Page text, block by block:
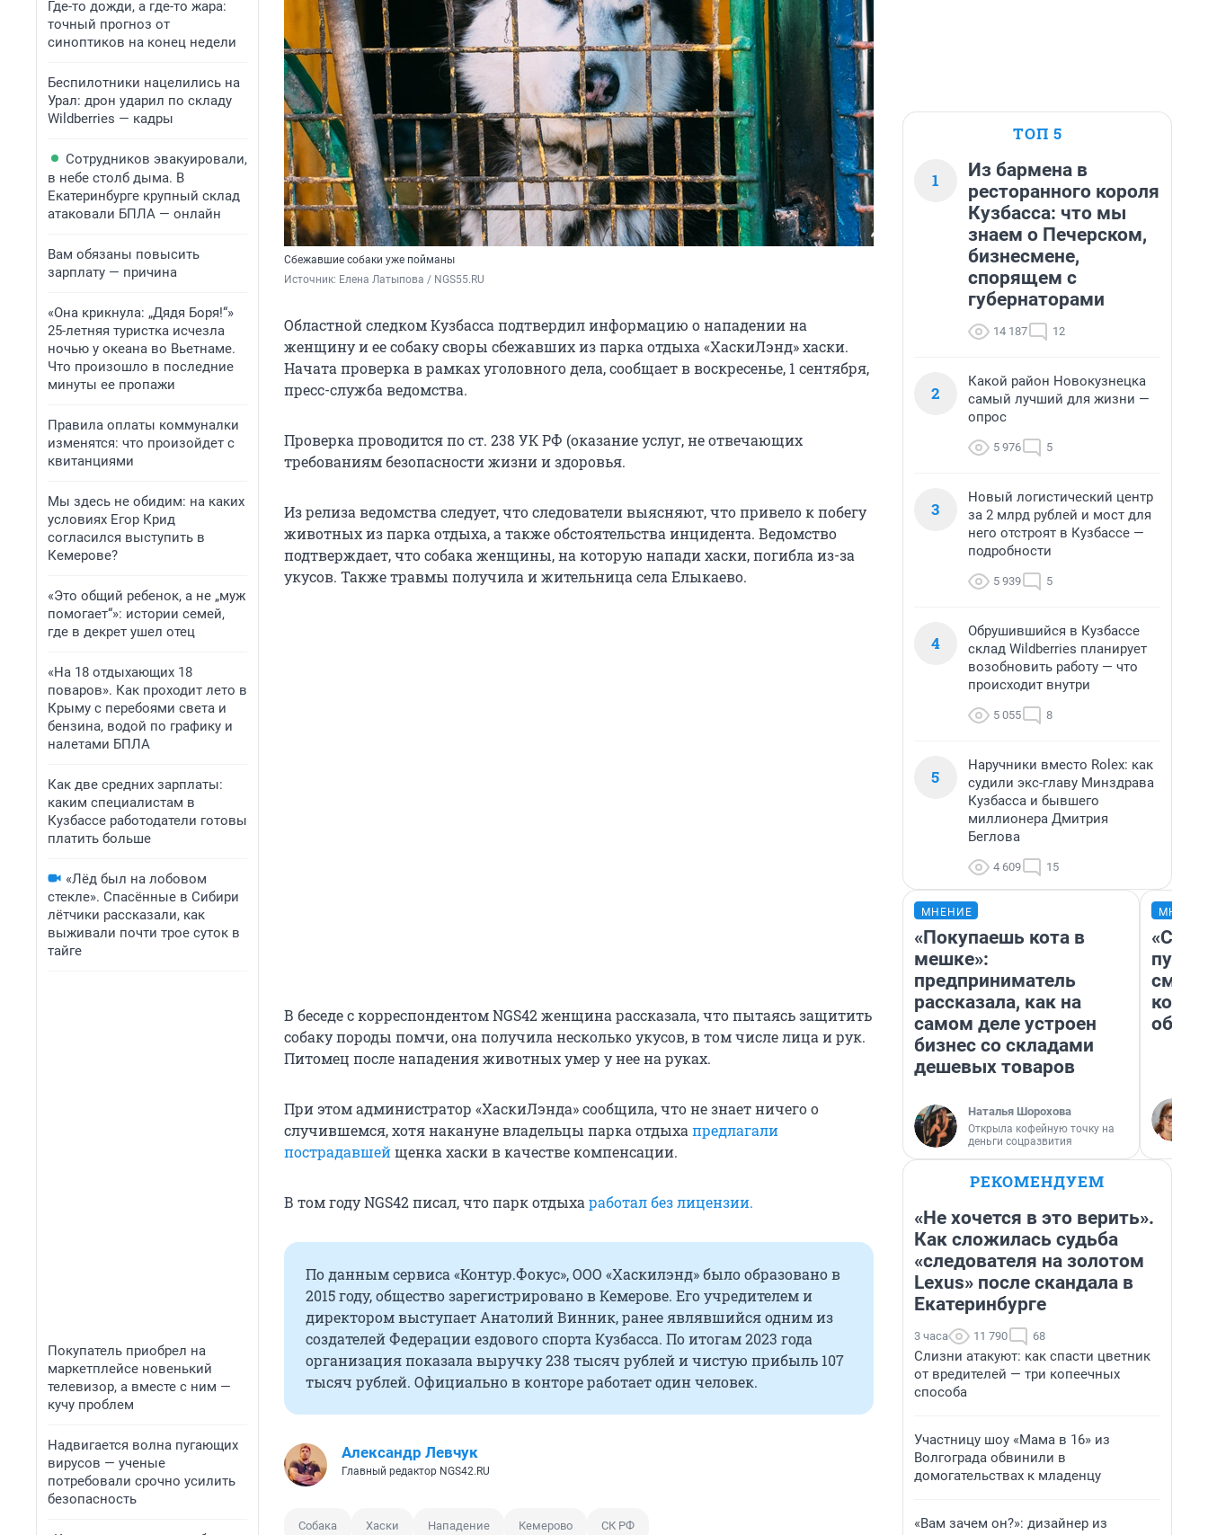
Где-то дожди, а где-то жара:
точный прогноз от
синоптиков на конец недели
Беспилотники нацелились на
Урал: дрон ударил по складу
Wildberries — кадры
Сотрудников эвакуировали,
в небе столб дыма. В
Екатеринбурге крупный склад
атаковали БПЛА — онлайн
Вам обязаны повысить
зарплату — причина
«Она крикнула: „Дядя Боря!“»
25-летняя туристка исчезла
ночью у океана во Вьетнаме.
Что произошло в последние
минуты ее пропажи
Правила оплаты коммуналки
изменятся: что произойдет с
квитанциями
Мы здесь не обидим: на каких
условиях Егор Крид
согласился выступить в
Кемерове?
«Это общий ребенок, а не „муж
помогает“»: истории семей,
где в декрет ушел отец
«На 18 отдыхающих 18
поваров». Как проходит лето в
Крыму с перебоями света и
бензина, водой по графику и
налетами БПЛА
Как две средних зарплаты:
каким специалистам в
Кузбассе работодатели готовы
платить больше
«Лёд был на лобовом
стекле». Спасённые в Сибири
лётчики рассказали, как
выживали почти трое суток в
тайге
Покупатель приобрел на
маркетплейсе новенький
телевизор, а вместе с ним —
кучу проблем
Надвигается волна пугающих
вирусов — ученые
потребовали срочно усилить
безопасность
Сбежавшие собаки уже пойманы
Источник: Елена Латыпова / NGS55.RU
Областной следком Кузбасса подтвердил информацию о нападении на
женщину и ее собаку своры сбежавших из парка отдыха «ХаскиЛэнд» хаски.
Начата проверка в рамках уголовного дела, сообщает в воскресенье, 1 сентября,
пресс-служба ведомства.
Проверка проводится по ст. 238 УК РФ (оказание услуг, не отвечающих
требованиям безопасности жизни и здоровья.
Из релиза ведомства следует, что следователи выясняют, что привело к побегу
животных из парка отдыха, а также обстоятельства инцидента. Ведомство
подтверждает, что собака женщины, на которую напади хаски, погибла из-за
укусов. Также травмы получила и жительница села Елыкаево.
В беседе с корреспондентом NGS42 женщина рассказала, что пытаясь защитить
собаку породы помчи, она получила несколько укусов, в том числе лица и рук.
Питомец после нападения животных умер у нее на руках.
При этом администратор «ХаскиЛэнда» сообщила, что не знает ничего о
случившемся, хотя накануне владельцы парка отдыха предлагали
пострадавшейщенка хаски в качестве компенсации.
В том году NGS42 писал, что парк отдыха работал без лицензии.
По данным сервиса «Контур.Фокус», ООО «Хаскилэнд» было образовано в
2015 году, общество зарегистрировано в Кемерове. Его учредителем и
директором выступает Анатолий Винник, ранее являвшийся одним из
создателей Федерации ездового спорта Кузбасса. По итогам 2023 года
организация показала выручку 238 тысяч рублей и чистую прибыль 107
тысяч рублей. Официально в конторе работает один человек.
Александр Левчук
Главный редактор NGS42.RU
Собака Хаски Нападение Кемерово СК РФ
ТОП 5
1
Из бармена в
ресторанного короля
Кузбасса: что мы
знаем о Печерском,
бизнесмене,
спорящем с
губернаторами
14 187 12
2
Какой район Новокузнецка
самый лучший для жизни —
опрос
5 976 5
3
Новый логистический центр
за 2 млрд рублей и мост для
него отстроят в Кузбассе —
подробности
5 939 5
4
Обрушившийся в Кузбассе
склад Wildberries планирует
возобновить работу — что
происходит внутри
5 055 8
5
Наручники вместо Rolex: как
судили экс-главу Минздрава
Кузбасса и бывшего
миллионера Дмитрия
Беглова
4 609 15
МНЕНИЕ
«Покупаешь кота в
мешке»:
предприниматель
рассказала, как на
самом деле устроен
бизнес со складами
дешевых товаров
Наталья Шорохова
Открыла кофейную точку на
деньги соцразвития
РЕКОМЕНДУЕМ
«Не хочется в это верить».
Как сложилась судьба
«следователя на золотом
Lexus» после скандала в
Екатеринбурге
3 часа 11 790 68
Слизни атакуют: как спасти цветник
от вредителей — три копеечных
способа
Участницу шоу «Мама в 16» из
Волгограда обвинили в
домогательствах к младенцу
«Вам зачем он?»: дизайнер из